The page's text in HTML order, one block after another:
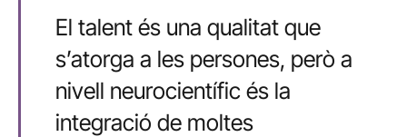
El talent és una qualitat que
s’atorga a les persones, però a
nivell neurocientífic és la
integració de moltes